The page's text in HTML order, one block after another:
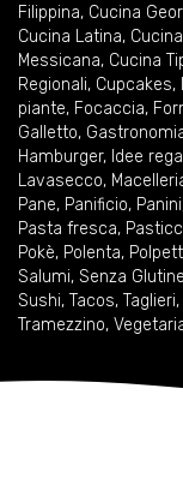
Filippina, Cucina
Cucina Latina,
Messicana, Cucina
Regionali, Cupcakes,
piante, Focaccia,
Galletto,
Hamburger, Idee
Lavasecco,
Pane, Panificio, Panini
Pasta fresca,
Pokè, Polenta,
Salumi, Senza
Sushi, Tacos, Taglieri,
Tramezzino,